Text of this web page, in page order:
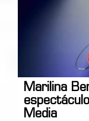
Marilina
Media